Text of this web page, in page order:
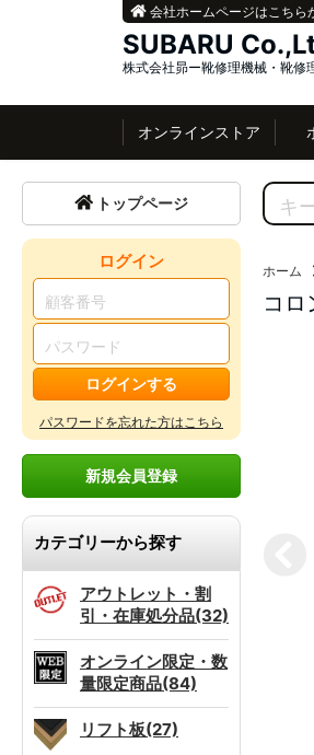
SUBARU
株式会社昴ー靴修理機械・靴修
会社ホームページはこちら
オンラインストア
トップページ
ログイン
ログインする
パスワードを忘れた方はこちら
新規会員登録
カテゴリーから探す
アウトレット・割
引・在庫処分品(32)
オンライン限定・数
量限定商品(84)
リフト板(27)
ホーム
コ